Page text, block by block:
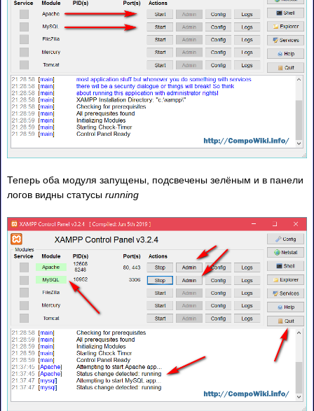
Теперь оба модуля запущены, пoдсвечены зелёным и в панели
логов видны статусы running